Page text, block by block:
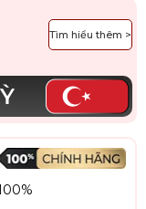
Tìm hiểu thêm >